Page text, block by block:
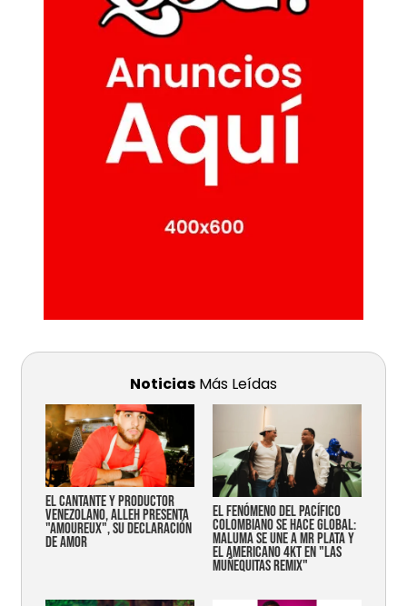
Noticias Más Leídas
EL CANTANTE Y PRODUCTOR
VENEZOLANO, ALLEH PRESENTA
"AMOUREUX", SU DECLARACIÓN
DE AMOR
EL FENÓMENO DEL PACÍFICO
COLOMBIANO SE HACE GLOBAL:
MALUMA SE UNE A MR PLATA Y
EL AMERICANO 4KT EN "LAS
MUÑEQUITAS REMIX"